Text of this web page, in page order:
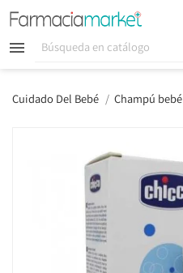
 
Cuidado Del Bebé Champú bebé